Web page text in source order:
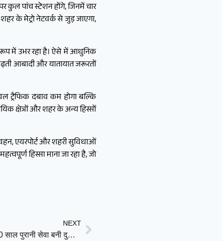
कुल पांच स्टेशन होंगे, जिनमें चार
के मेट्रो नेटवर्क से जुड़ जाएगा,
में उभर रहा है। ऐसे में आधुनिक
आबादी और यातायात जरूरतों
ट्रैफिक दबाव कम होगा बल्कि
क्षेत्रों और शहर के अन्य हिस्सों
एयरपोर्ट और शहरी सुविधाओं
हिस्सा माना जा रहा है, जो
NEXT
तिरुमला में रोज़ 3 लाख श्रद्धालुओं को मिलता है मुफ्त भोजन, 40 साल पुरानी सेवा बनी दुनिया की मिसाल